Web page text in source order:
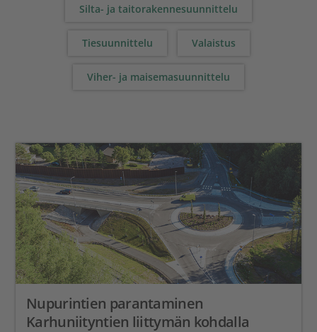
Silta- ja taitorakennesuunnittelu
Tiesuunnittelu Valaistus
Viher- ja maisemasuunnittelu
Nupurintien parantaminen
Karhuniityntien liittymän kohdalla